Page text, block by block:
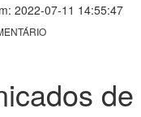
2022-07-11 14:55:47